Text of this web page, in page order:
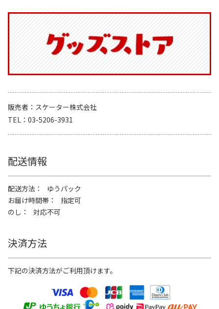
販売者
スケーター株式会社
TEL
03-5206-3931
配送情報
配送方法
ゆうパック
お届け時間帯
指定可
のし
対応不可
決済方法
下記の決済方法がご利用頂けます。